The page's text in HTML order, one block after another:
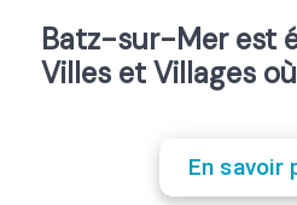
Batz-sur-Mer est
Villes et Villages
En savoir